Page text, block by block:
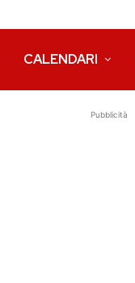
CALENDARI
Pubblicità